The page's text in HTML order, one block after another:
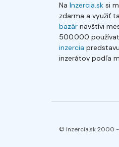
Na Inzercia.sk si
zdarma a využiť
bazár navštívi
500.000
inzercia
inzerátov podľa
© Inzercia.sk 2000 -